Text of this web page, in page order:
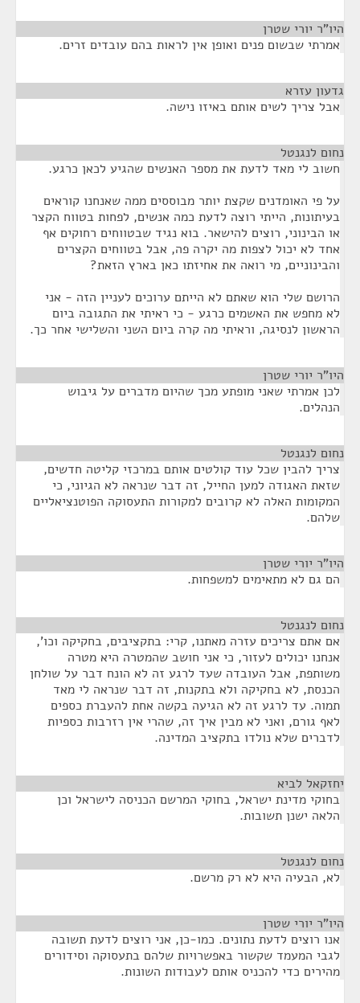
היו"ר יורי שטרן
אמרתי שבשום פנים ואופן אין לראות בהם עובדים זרים.
גדעון עזרא
אבל צריך לשים אותם באיזו נישה.
נחום לנגנטל
חשוב לי מאד לדעת את מספר האנשים שהגיע לכאן כרגע.
על פי האומדנים שקצת יותר מבוססים ממה שאנחנו קוראים
בעיתונות, הייתי רוצה לדעת כמה אנשים, לפחות בטווח הקצר
או הבינוני, רוצים להישאר. בוא נגיד שבטווחים רחוקים אף
אחד לא יכול לצפות מה יקרה פה, אבל בטווחים הקצרים
והבינוניים, מי רואה את אחיזתו כאן בארץ הזאת?
הרושם שלי הוא שאתם לא הייתם ערוכים לעניין הזה - אני
לא מחפש את האשמים כרגע - כי ראיתי את התגובה ביום
הראשון לנסיגה, וראיתי מה קרה ביום השני והשלישי אחר כך.
היו"ר יורי שטרן
לכן אמרתי שאני מופתע מכך שהיום מדברים על גיבוש
הנהלים.
נחום לנגנטל
צריך להבין שכל עוד קולטים אותם במרכזי קליטה חדשים,
שזאת האגודה למען החייל, זה דבר שנראה לא הגיוני, כי
המקומות האלה לא קרובים למקורות התעסוקה הפוטנציאליים
שלהם.
היו"ר יורי שטרן
הם גם לא מתאימים למשפחות.
נחום לנגנטל
אם אתם צריכים עזרה מאתנו, קרי: בתקציבים, בחקיקה וכו’,
אנחנו יכולים לעזור, כי אני חושב שהמטרה היא מטרה
משותפת, אבל העובדה שעד לרגע זה לא הונח דבר על שולחן
הכנסת, לא בחקיקה ולא בתקנות, זה דבר שנראה לי מאד
תמוה. עד לרגע זה לא הגיעה בקשה אחת להעברת כספים
לאף גורם, ואני לא מבין איך זה, שהרי אין רזרבות כספיות
לדברים שלא נולדו בתקציב המדינה.
יחזקאל לביא
בחוקי מדינת ישראל, בחוקי המרשם הכניסה לישראל וכן
הלאה ישנן תשובות.
נחום לנגנטל
לא, הבעיה היא לא רק מרשם.
היו"ר יורי שטרן
אנו רוצים לדעת נתונים. כמו-כן, אני רוצים לדעת תשובה
לגבי המעמד שקשור באפשרויות שלהם בתעסוקה וסידורים
מהירים כדי להכניס אותם לעבודות השונות.